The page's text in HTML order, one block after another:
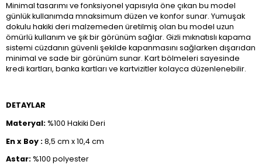
Minimal tasarımı ve fonksiyonel yapısıyla öne çıkan bu model
günlük kullanımda mnaksimum düzen ve konfor sunar. Yumuşak
dokulu hakiki deri malzemeden üretilmiş olan bu model uzun
ömürlü kullanım ve şık bir görünüm sağlar. Gizli mıknatıslı kapama
sistemi cüzdanın güvenli şekilde kapanmasını sağlarken dışarıdan
minimal ve sade bir görünüm sunar. Kart bölmeleri sayesinde
kredi kartları, banka kartları ve kartvizitler kolayca düzenlenebilir.
DETAYLAR
Materyal:%100 Hakiki Deri
En x Boy :8,5 cm x 10,4 cm
Astar:%100 polyester